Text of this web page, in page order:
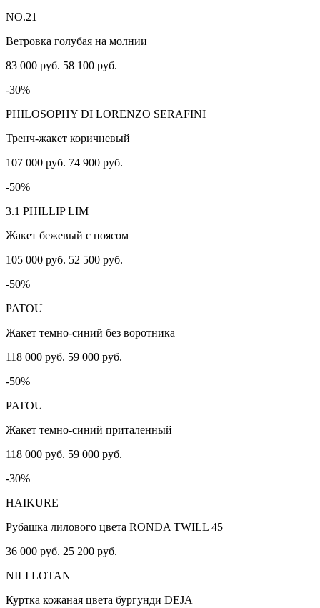
NO.21
Ветровка голубая на молнии
83 000 руб. 58 100 руб.
-30%
PHILOSOPHY DI LORENZO SERAFINI
Тренч-жакет коричневый
107 000 руб. 74 900 руб.
-50%
3.1 PHILLIP LIM
Жакет бежевый с поясом
105 000 руб. 52 500 руб.
-50%
PATOU
Жакет темно-синий без воротника
118 000 руб. 59 000 руб.
-50%
PATOU
Жакет темно-синий приталенный
118 000 руб. 59 000 руб.
-30%
HAIKURE
Рубашка лилового цвета RONDA TWILL 45
36 000 руб. 25 200 руб.
NILI LOTAN
Куртка кожаная цвета бургунди DEJA